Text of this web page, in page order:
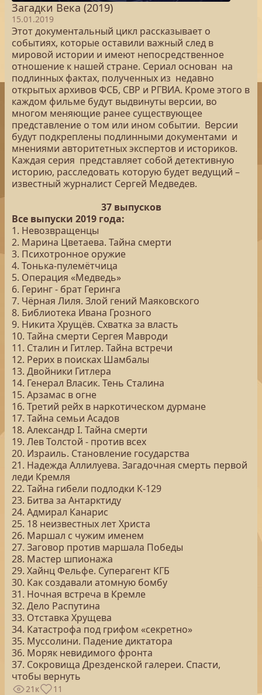
Загадки Века (2019)
15.01.2019
Этот документальный цикл рассказывает о
событиях, которые оставили важный след в
мировой истории и имеют непосредственное
отношение к нашей стране. Сериал основан на
подлинных фактах, полученных из недавно
открытых архивов ФСБ, СВР и РГВИА. Кроме этого в
каждом фильме будут выдвинуты версии, во
многом меняющие ранее существующее
представление о том или ином событии. Версии
будут подкреплены подлинными документами и
мнениями авторитетных экспертов и историков.
Каждая серия представляет собой детективную
историю, расследовать которую будет ведущий –
известный журналист Сергей Медведев.
37 выпусков
Все выпуски 2019 года:
1. Невозвращенцы
2. Марина Цветаева. Тайна смерти
3. Психотронное оружие
4. Тонька-пулемётчица
5. Операция «Медведь»
6. Геринг - брат Геринга
7. Чёрная Лиля. Злой гений Маяковского
8. Библиотека Ивана Грозного
9. Никита Хрущёв. Схватка за власть
10. Тайна смерти Сергея Мавроди
11. Сталин и Гитлер. Тайна встречи
12. Рерих в поисках Шамбалы
13. Двойники Гитлера
14. Генерал Власик. Тень Сталина
15. Арзамас в огне
16. Третий рейх в наркотическом дурмане
17. Тайна семьи Асадов
18. Александр I. Тайна смерти
19. Лев Толстой - против всех
20. Израиль. Становление государства
21. Надежда Аллилуева. Загадочная смерть первой
леди Кремля
22. Тайна гибели подлодки К-129
23. Битва за Антарктиду
24. Адмирал Канарис
25. 18 неизвестных лет Христа
26. Маршал с чужим именем
27. Заговор против маршала Победы
28. Мастер шпионажа
29. Хайнц Фельфе. Суперагент КГБ
30. Как создавали атомную бомбу
31. Ночная встреча в Кремле
32. Дело Распутина
33. Отставка Хрущева
34. Катастрофа под грифом «секретно»
35. Муссолини. Падение диктатора
36. Моряк невидимого фронта
37. Сокровища Дрезденской галереи. Спасти,
чтобы вернуть
21к 11